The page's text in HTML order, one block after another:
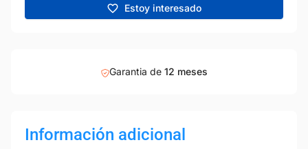
Estoy interesado
Garantia de 12 meses
Información adicional